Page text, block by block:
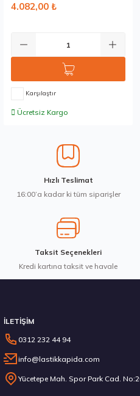
4.082,00 ₺
Karşılaştır
Ücretsiz Kargo
Hızlı Teslimat
16:00’a kadar ki tüm siparişler
Taksit Seçenekleri
Kredi kartına taksit ve havale
İLETİŞİM
0312 232 44 94
info@lastikkapida.com
Yücetepe Mah. Spor Park Cad.